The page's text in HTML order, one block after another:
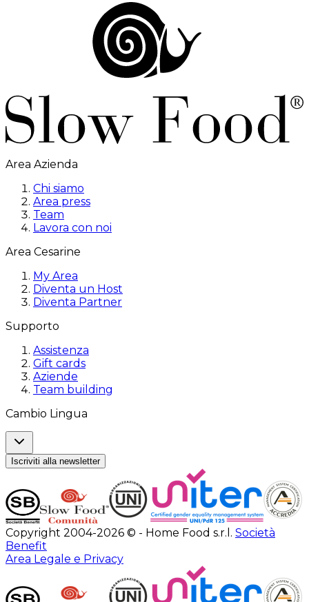
Area Azienda
Chi siamo
Area press
Team
Lavora con noi
Area Cesarine
My Area
Diventa un Host
Diventa Partner
Supporto
Assistenza
Gift cards
Aziende
Team building
Cambio Lingua
Iscriviti alla newsletter
Copyright 2004-2026 © - Home Food s.r.l. Società
Benefit
Area Legale e Privacy